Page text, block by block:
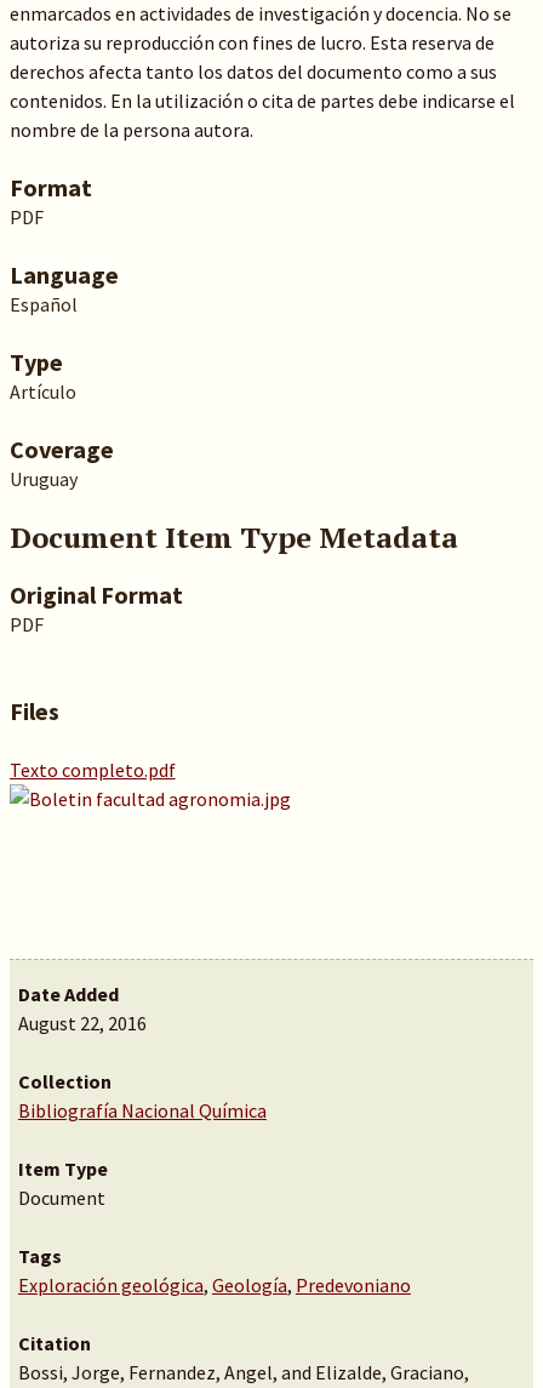
enmarcados en actividades de investigación y docencia. No se
autoriza su reproducción con fines de lucro. Esta reserva de
derechos afecta tanto los datos del documento como a sus
contenidos. En la utilización o cita de partes debe indicarse el
nombre de la persona autora.
Format
PDF
Language
Español
Type
Artículo
Coverage
Uruguay
Document Item Type Metadata
Original Format
PDF
Files
Texto completo.pdf
Date Added
August 22, 2016
Collection
Bibliografía Nacional Química
Item Type
Document
Tags
Exploración geológica, Geología, Predevoniano
Citation
Bossi, Jorge, Fernandez, Angel, and Elizalde, Graciano,